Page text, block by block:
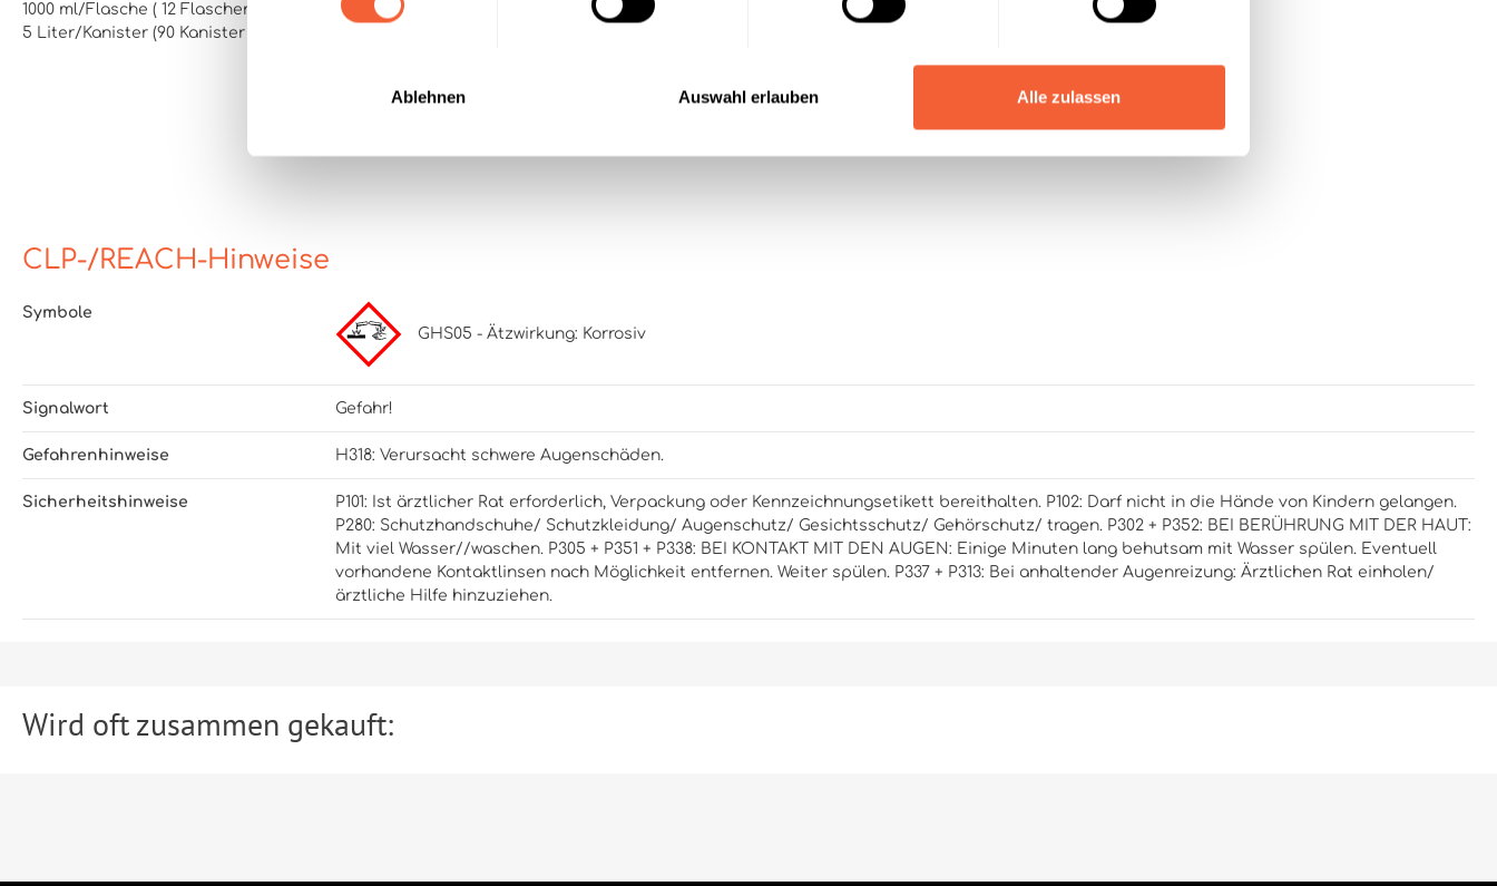
Ablehnen Auswahl erlauben Alle zulassen
1000 ml/Flasche ( 12 Flaschen im Karton / 432 Flaschen per Europalette)
5 Liter/Kanister (90 Kanister per Europalette)
CLP-/REACH-Hinweise
Symbole
GHS05 - Ätzwirkung: Korrosiv
Signalwort Gefahr!
Gefahrenhinweise H318: Verursacht schwere Augenschäden.
Sicherheitshinweise P101: Ist ärztlicher Rat erforderlich, Verpackung oder Kennzeichnungsetikett bereithalten. P102: Darf nicht in die Hände von Kindern gelangen.
P280: Schutzhandschuhe/ Schutzkleidung/ Augenschutz/ Gesichtsschutz/ Gehörschutz/ tragen. P302 + P352: BEI BERÜHRUNG MIT DER HAUT:
Mit viel Wasser//waschen. P305 + P351 + P338: BEI KONTAKT MIT DEN AUGEN: Einige Minuten lang behutsam mit Wasser spülen. Eventuell
vorhandene Kontaktlinsen nach Möglichkeit entfernen. Weiter spülen. P337 + P313: Bei anhaltender Augenreizung: Ärztlichen Rat einholen/
ärztliche Hilfe hinzuziehen.
Wird oft zusammen gekauft: